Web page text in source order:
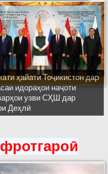
ҳайати Тоҷикистон дар
идораҳои наҷоти
узви СҲШ дар
Деҳлӣ